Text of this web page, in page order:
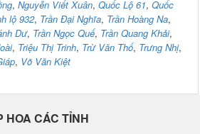
, Nguyễn Viết Xuân, Quốc Lộ 61, Quốc
lộ 932, Trần Đại Nghĩa, Trần Hoàng Na,
Dư, Trần Ngọc Quế, Trần Quang Khải,
, Triệu Thị Trinh, Trừ Văn Thố, Trưng Nhị,
, Võ Văn Kiệt
HOA CÁC TỈNH